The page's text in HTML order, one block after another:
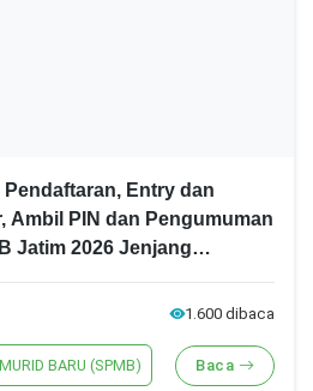
Entry dan
Ambil PIN dan Pengumuman
Jatim 2026 Jenjang
1.600 dibaca
BARU (SPMB) Baca